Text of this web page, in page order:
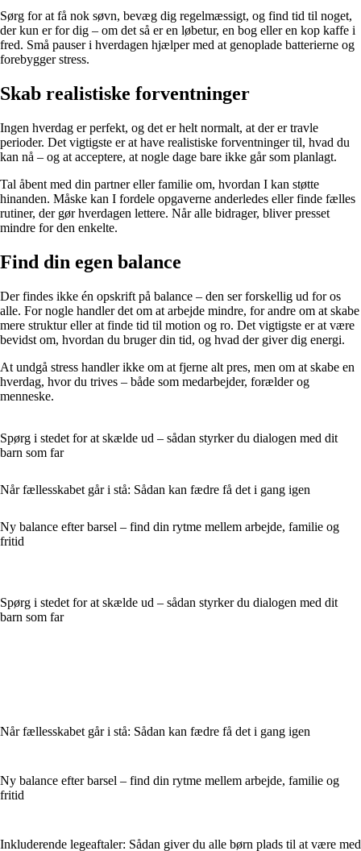
Sørg for at få nok søvn, bevæg dig regelmæssigt, og find tid til noget,
der kun er for dig – om det så er en løbetur, en bog eller en kop kaffe i
fred. Små pauser i hverdagen hjælper med at genoplade batterierne og
forebygger stress.
Skab realistiske forventninger
Ingen hverdag er perfekt, og det er helt normalt, at der er travle
perioder. Det vigtigste er at have realistiske forventninger til, hvad du
kan nå – og at acceptere, at nogle dage bare ikke går som planlagt.
Tal åbent med din partner eller familie om, hvordan I kan støtte
hinanden. Måske kan I fordele opgaverne anderledes eller finde fælles
rutiner, der gør hverdagen lettere. Når alle bidrager, bliver presset
mindre for den enkelte.
Find din egen balance
Der findes ikke én opskrift på balance – den ser forskellig ud for os
alle. For nogle handler det om at arbejde mindre, for andre om at skabe
mere struktur eller at finde tid til motion og ro. Det vigtigste er at være
bevidst om, hvordan du bruger din tid, og hvad der giver dig energi.
At undgå stress handler ikke om at fjerne alt pres, men om at skabe en
hverdag, hvor du trives – både som medarbejder, forælder og
menneske.
Spørg i stedet for at skælde ud – sådan styrker du dialogen med dit
barn som far
Når fællesskabet går i stå: Sådan kan fædre få det i gang igen
Ny balance efter barsel – find din rytme mellem arbejde, familie og
fritid
Spørg i stedet for at skælde ud – sådan styrker du dialogen med dit
barn som far
Når fællesskabet går i stå: Sådan kan fædre få det i gang igen
Ny balance efter barsel – find din rytme mellem arbejde, familie og
fritid
Inkluderende legeaftaler: Sådan giver du alle børn plads til at være med